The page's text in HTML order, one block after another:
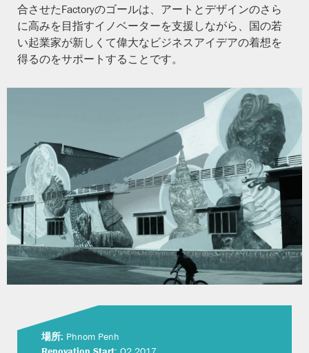
合させたFactoryのゴールは、アートとデザインのさら
に高みを目指すイノベーターを支援しながら、国の若
い起業家が新しくて偉大なビジネスアイデアの着想を
得るのをサポートすることです。
場所: Phnom Penh